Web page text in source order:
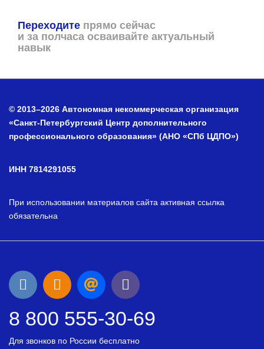
Переходите прямо сейчас
и за полчаса осваивайте актуальный
навык
© 2013–2026 Автономная некоммерческая организация
«Санкт-Петербургский Центр дополнительного
профессионального образования» (АНО «СПб ЦДПО»)
ИНН 7814291055
При использовании материалов сайта активная ссылка
обязательна
8 800 555-30-69
Для звонков по России бесплатно